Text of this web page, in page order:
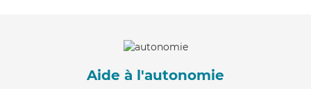
Aide à l'autonomie